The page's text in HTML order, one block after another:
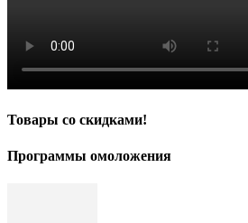
Товары со скидками!
Программы омоложения